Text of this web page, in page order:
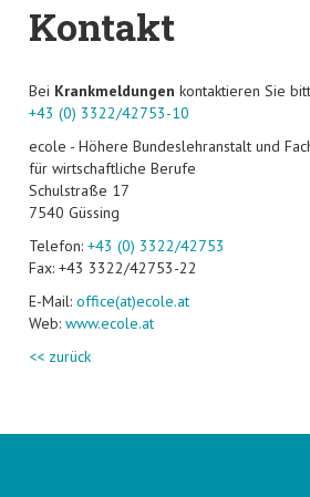
Kontakt
Bei Krankmeldungen kontaktieren Sie
+43 (0) 3322/42753-10
ecole - Höhere Bundeslehranstalt und
für wirtschaftliche Berufe
Schulstraße 17
7540 Güssing
Telefon: +43 (0) 3322/42753
Fax: +43 3322/42753-22
E-Mail: office(at)ecole.at
Web: www.ecole.at
<< zurück